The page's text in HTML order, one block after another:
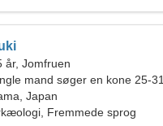
år, Jomfruen
mand søger en kone 25-31
Japan
Fremmede sprog